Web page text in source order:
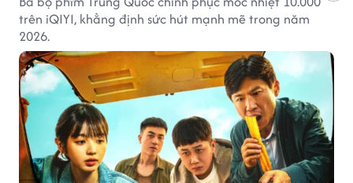
trên iQIYI, khẳng định sức hút mạnh mẽ trong năm
2026.